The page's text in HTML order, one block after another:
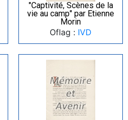
"Captivité, Scènes de la
vie au camp" par Etienne
Morin
Oflag : IVD